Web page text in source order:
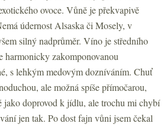
ovoce. Vůně je překvapivě
údernost Alsaska či Mosely, v
silný nadprůměr. Víno je středního
harmonicky zakomponovanou
s lehkým medovým dozníváním. Chuť
ale možná spíše přímočarou,
jako doprovod k jídlu, ale trochu mi chybí
jen tak. Po dost fajn vůni jsem čekal